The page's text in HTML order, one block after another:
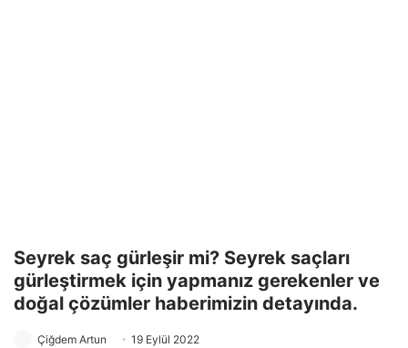
Seyrek saç gürleşir mi? Seyrek saçları
gürleştirmek için yapmanız gerekenler ve
doğal çözümler haberimizin detayında.
Çiğdem Artun 19 Eylül 2022